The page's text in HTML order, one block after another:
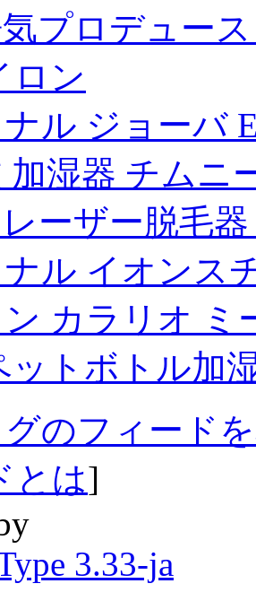
プロデュー
ロン
ル ジョーバ
加湿器 チムニ
ーザー脱毛
ル イオンス
カラリオ ミ
ットボトル加
のフィード
とは]
3.33-ja